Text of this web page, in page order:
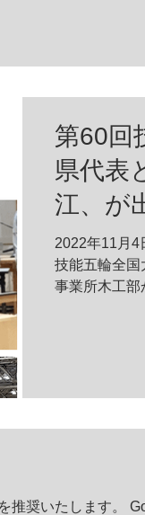
第60回
県代表
江、が
賞
2022年11月4
技能五輪全国
事業所木工部
奨いたします。